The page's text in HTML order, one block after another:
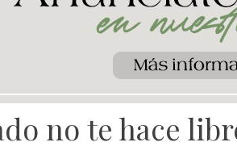
no te hace